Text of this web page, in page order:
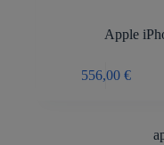
Apple
556,00 €